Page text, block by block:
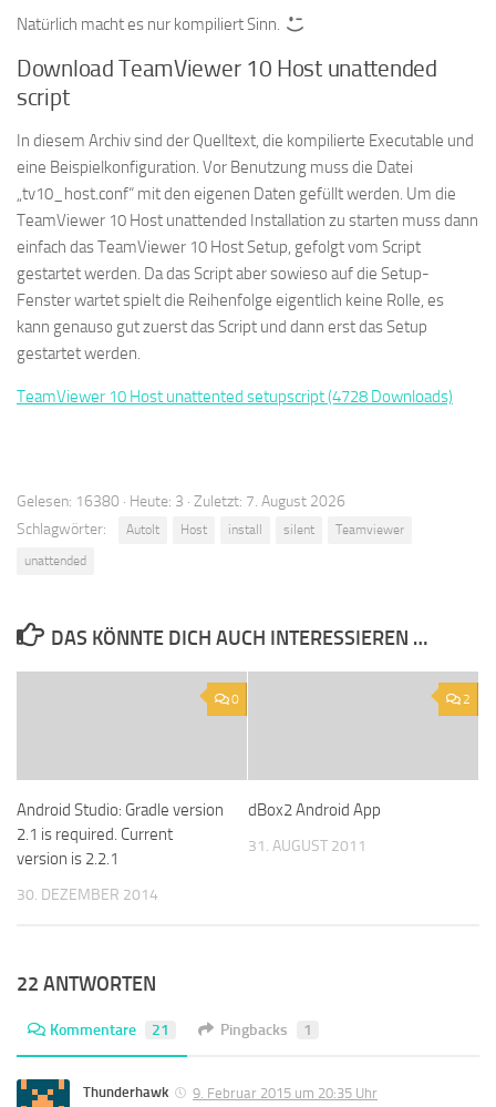
Natürlich macht es nur kompiliert Sinn.
Download TeamViewer 10 Host unattended
script
In diesem Archiv sind der Quelltext, die kompilierte Executable und
eine Beispielkonfiguration. Vor Benutzung muss die Datei
„tv10_host.conf“ mit den eigenen Daten gefüllt werden. Um die
TeamViewer 10 Host unattended Installation zu starten muss dann
einfach das TeamViewer 10 Host Setup, gefolgt vom Script
gestartet werden. Da das Script aber sowieso auf die Setup-
Fenster wartet spielt die Reihenfolge eigentlich keine Rolle, es
kann genauso gut zuerst das Script und dann erst das Setup
gestartet werden.
TeamViewer 10 Host unattented setupscript (4728 Downloads)
Gelesen: 16380 · Heute: 3 · Zuletzt: 7. August 2026
Schlagwörter:
AutoIt Host install silent
Teamviewer
unattended
DAS KÖNNTE DICH AUCH INTERESSIEREN …
0
Android Studio: Gradle version
2.1 is required. Current
version is 2.2.1
30. DEZEMBER 2014
2
dBox2 Android App
31. AUGUST 2011
22 ANTWORTEN
Kommentare 21 Pingbacks 1
Thunderhawk 9. Februar 2015 um 20:35 Uhr